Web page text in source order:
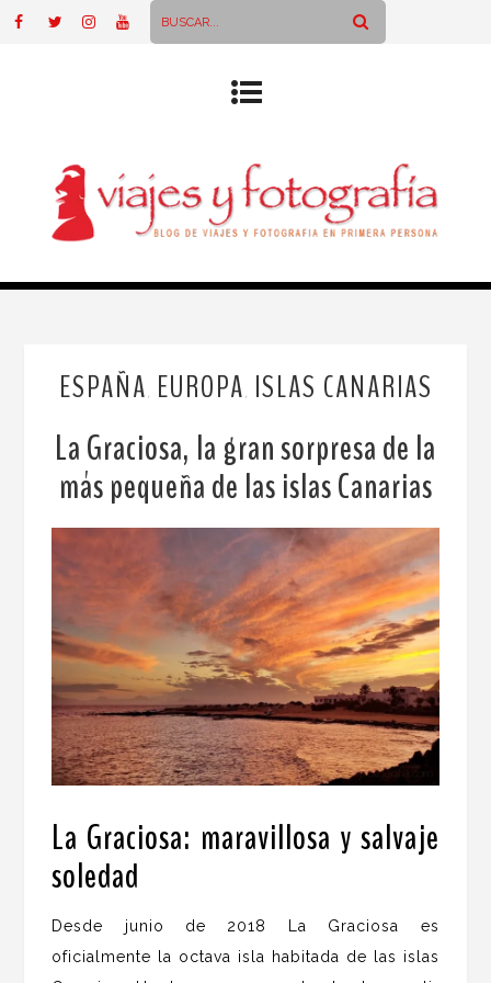
ESPAÑA EUROPA ISLAS CANARIAS
La Graciosa, la gran sorpresa de la
más pequeña de las islas Canarias
La Graciosa: maravillosa y salvaje
soledad
Desde junio de 2018 La Graciosa es
oficialmente la octava isla habitada de las islas